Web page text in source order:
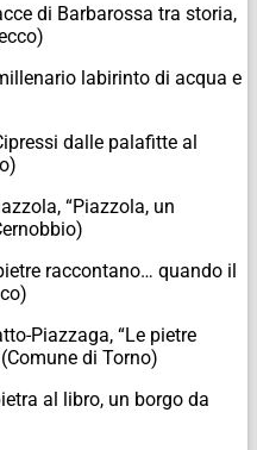
di Barbarossa tra storia,
labirinto di acqua e
dalle palafitte al
“Piazzola, un
raccontano… quando il
Piazzaga, “Le pietre
di Torno)
al libro, un borgo da